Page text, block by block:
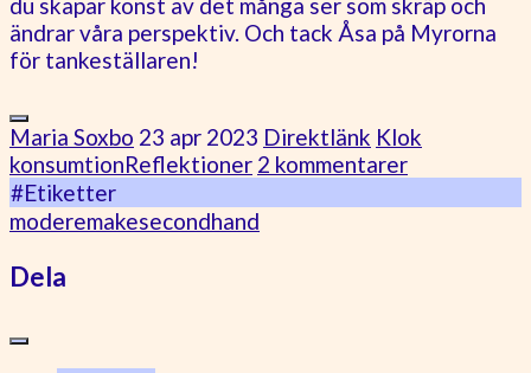
ändrar våra perspektiv. Och tack Åsa på Myrorna
för tankeställaren!
Maria Soxbo 23 apr 2023 Direktlänk Klok
konsumtionReflektioner 2 kommentarer
#Etiketter
moderemakesecondhand
Dela